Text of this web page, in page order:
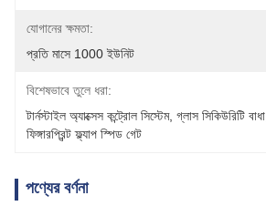
যোগানের ক্ষমতা:
প্রতি মাসে 1000 ইউনিট
বিশেষভাবে তুলে ধরা:
টার্নস্টাইল অ্যাক্সেস কন্ট্রোল সিস্টেম, গ্লাস সিকিউরিটি বাধা
ফিঙ্গারপ্রিন্ট ফ্ল্যাপ স্পিড গেট
পণ্যের বর্ণনা